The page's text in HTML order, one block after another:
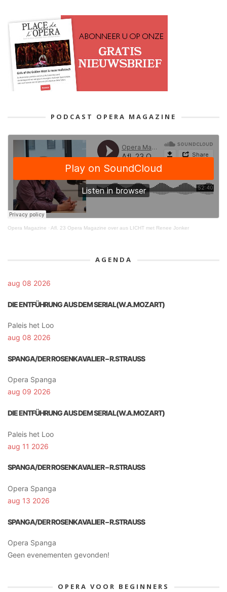
PODCAST OPERA MAGAZINE
Opera Magazine · Afl. 23 Opera Magazine over aus LICHT met Renee Jonker
AGENDA
aug 08 2026
DIE ENTFÜHRUNG AUS DEM SERIAL(W.A.MOZART)
Paleis het Loo
aug 08 2026
SPANGA/DER ROSENKAVALIER – R.STRAUSS
Opera Spanga
aug 09 2026
DIE ENTFÜHRUNG AUS DEM SERIAL(W.A.MOZART)
Paleis het Loo
aug 11 2026
SPANGA/DER ROSENKAVALIER – R.STRAUSS
Opera Spanga
aug 13 2026
SPANGA/DER ROSENKAVALIER – R.STRAUSS
Opera Spanga
Geen evenementen gevonden!
OPERA VOOR BEGINNERS